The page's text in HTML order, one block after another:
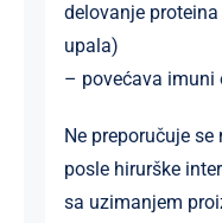
delovanje
upala)
– povećava imuni
Ne preporučuje
posle hirurške
sa uzimanjem